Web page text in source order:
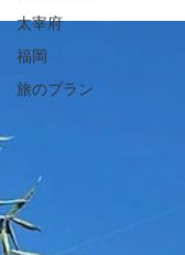
太宰府
福岡
旅のプラン
できました 宝満山
通った場所に ご縁
たたかい笑顔に包ま
っぱいです 大工さ
ばき、 足さばきで
作られていく様子
気予報は雨で心配だ
持ちこたえてくれて
て（笑） 餅まきの